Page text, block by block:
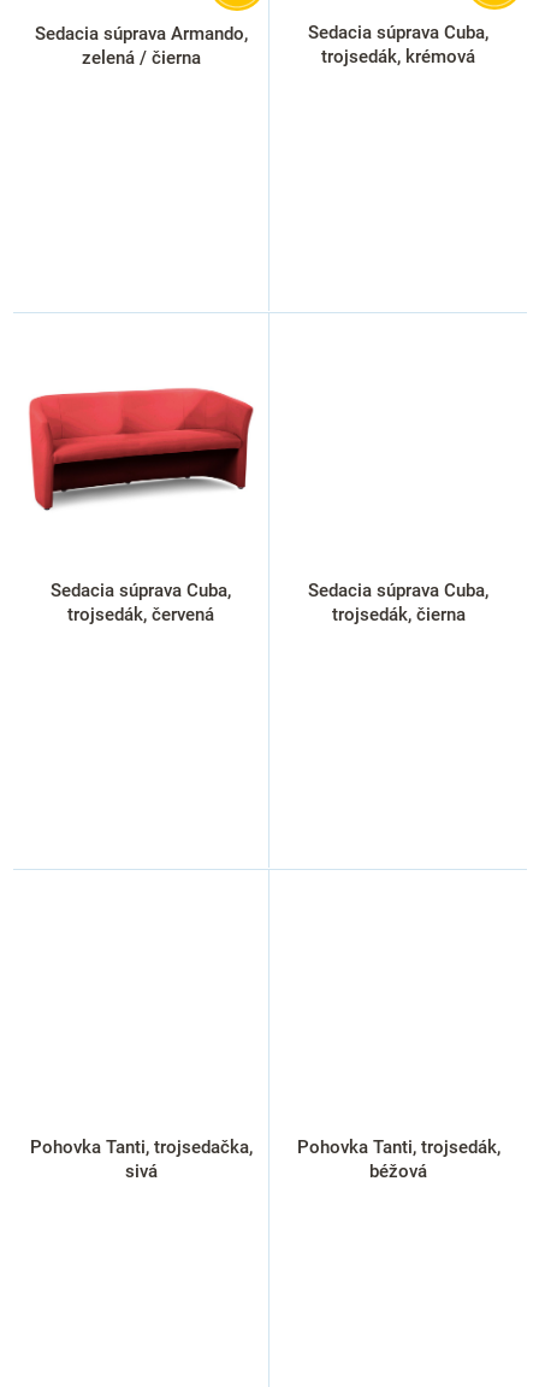
Sedacia súprava Armando,
zelená / čierna
Sedacia súprava Cuba,
trojsedák, krémová
Sedacia súprava Cuba,
trojsedák, červená
Sedacia súprava Cuba,
trojsedák, čierna
Pohovka Tanti, trojsedačka,
sivá
Pohovka Tanti, trojsedák,
béžová